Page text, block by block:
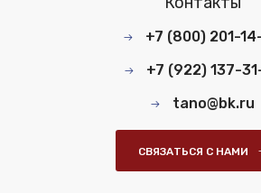
+7 (800) 201-
+7 (922) 137-
tano@bk.ru
СВЯЗАТЬСЯ С НАМИ